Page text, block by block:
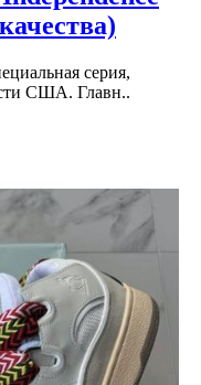
серия,
США. Главн..